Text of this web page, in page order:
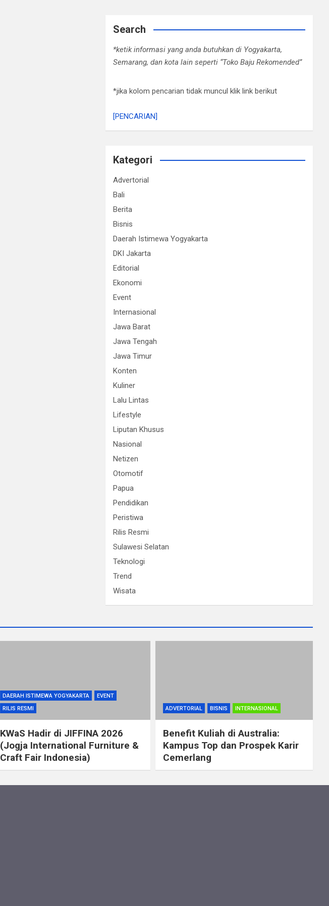
Search
*ketik informasi yang anda butuhkan di Yogyakarta,
Semarang, dan kota lain seperti “Toko Baju Rekomended”
*jika kolom pencarian tidak muncul klik link berikut
[PENCARIAN]
Kategori
Advertorial
Bali
Berita
Bisnis
Daerah Istimewa Yogyakarta
DKI Jakarta
Editorial
Ekonomi
Event
Internasional
Jawa Barat
Jawa Tengah
Jawa Timur
Konten
Kuliner
Lalu Lintas
Lifestyle
Liputan Khusus
Nasional
Netizen
Otomotif
Papua
Pendidikan
Peristiwa
Rilis Resmi
Sulawesi Selatan
Teknologi
Trend
Wisata
DAERAH ISTIMEWA YOGYAKARTA
EVENT
RILIS RESMI
KWaS Hadir di JIFFINA 2026
(Jogja International Furniture &
Craft Fair Indonesia)
ADVERTORIAL BISNIS INTERNASIONAL
Benefit Kuliah di Australia:
Kampus Top dan Prospek Karir
Cemerlang